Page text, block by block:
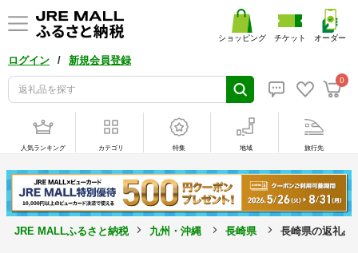
ログイン / 新規会員登録
0
ショッピング チケット オーダー
人気ランキング カテゴリ 特集 地域 旅行先
JRE MALLふるさと納税 九州・沖縄 長崎県 長崎県の返礼品